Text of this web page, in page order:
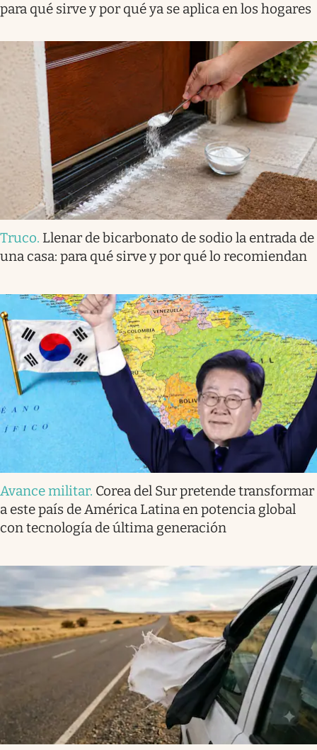
para qué sirve y por qué ya se aplica en los hogares
Truco. Llenar de bicarbonato de sodio la entrada de
una casa: para qué sirve y por qué lo recomiendan
Avance militar. Corea del Sur pretende transformar
a este país de América Latina en potencia global
con tecnología de última generación